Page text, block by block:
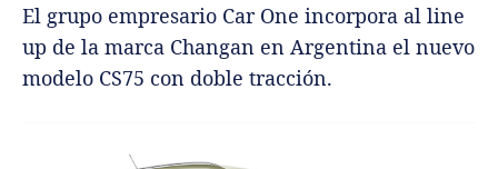
El grupo empresario Car One incorpora al line
up de la marca Changan en Argentina el nuevo
modelo CS75 con doble tracción.